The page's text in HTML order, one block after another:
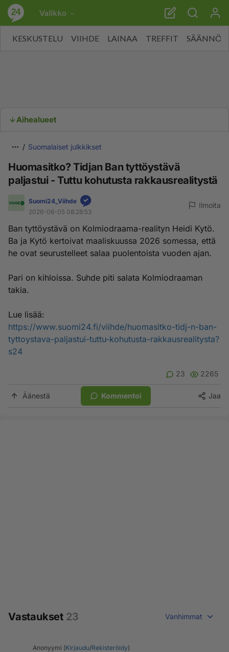
Valikko
KESKUSTELU VIIHDE LAINAA TREFFIT SÄÄNNÖT
Aihealueet
Suomalaiset julkkikset
Huomasitko? Tidjan Ban tyttöystävä
paljastui - Tuttu kohutusta rakkausrealitystä
Suomi24_Viihde
2026-06-05 08:28:53
Ilmoita
Ban tyttöystävä on Kolmiodraama-realityn Heidi Kytö.
Ba ja Kytö kertoivat maaliskuussa 2026 somessa, että
he ovat seurustelleet salaa puolentoista vuoden ajan.
Pari on kihloissa. Suhde piti salata Kolmiodraaman
takia.
Lue lisää:
https://www.suomi24.fi/viihde/huomasitko-tidj-n-ban-
tyttoystava-paljastui-tuttu-kohutusta-rakkausrealitysta?
s24
23 2265
Äänestä Kommentoi Jaa
Vastaukset 23 Vanhimmat
Anonyymi (Kirjaudu/Rekisteröidy)